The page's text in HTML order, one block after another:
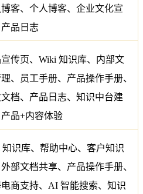
博客、个人博客、企业文化宣
品日志
传页、Wiki 知识库、内部文
、员工手册、产品操作手册、
档、产品日志、知识中台建
品+内容体验
知识库、帮助中心、客户知识
部文档共享、产品操作手册、
商支持、AI 智能搜索、知识